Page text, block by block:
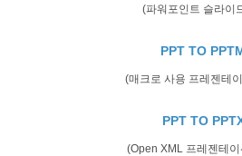
(파워포인트 슬라이
PPT TO
(매크로 사용 프레젠테
PPT TO
(Open XML 프레젠테